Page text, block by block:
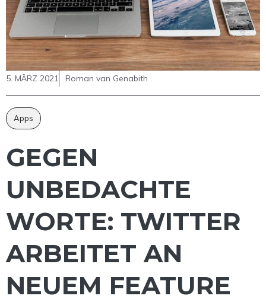
5. MÄRZ 2021 Roman van Genabith
Apps
GEGEN
UNBEDACHTE
WORTE: TWITTER
ARBEITET AN
NEUEM FEATURE